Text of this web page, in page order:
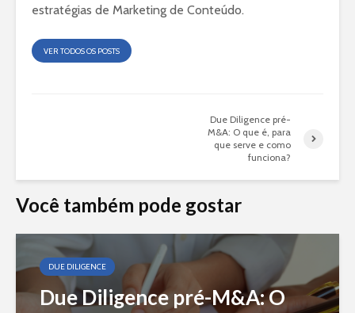
estratégias de Marketing de Conteúdo.
VER TODOS OS POSTS
Due Diligence pré-
M&A: O que é, para
que serve e como
funciona?
Você também pode gostar
DUE DILIGENCE
Due Diligence pré-M&A: O